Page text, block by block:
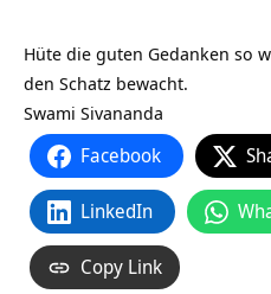
Hüte die guten Gedanken so
den Schatz bewacht.
Swami Sivananda
Facebook
LinkedIn
Copy Link